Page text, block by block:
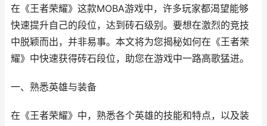
在《王者荣耀》这款MOBA游戏中，许多玩家都渴望能够
快速提升自己的段位，达到砖石级别。要想在激烈的竞技
中脱颖而出，并非易事。本文将为您揭秘如何在《王者荣
耀》中快速获得砖石段位，助您在游戏中一路高歌猛进。
一、熟悉英雄与装备
在《王者荣耀》中，熟悉各个英雄的技能和特点，以及装